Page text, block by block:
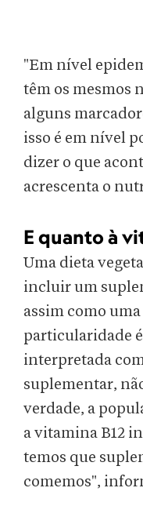
"Em nível
têm os mesmos
alguns
isso é em nível
dizer o que
acrescenta o
E quanto à
Uma dieta
incluir um
assim como
particularidade
interpretada
suplementar,
verdade, a
a vitamina B12
temos que
comemos",